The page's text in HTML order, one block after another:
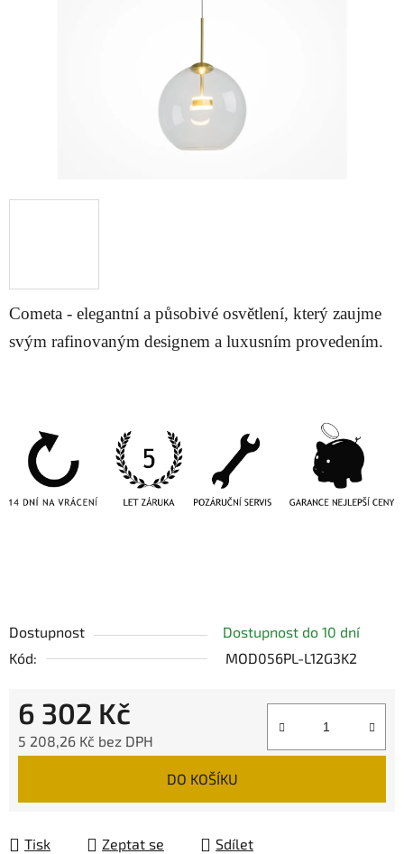
Cometa - elegantní a působivé osvětlení, který zaujme
svým rafinovaným designem a luxusním provedením.
Dostupnost
Dostupnost do 10 dní
Kód:
MOD056PL-L12G3K2
6 302 Kč
5 208,26 Kč bez DPH
DO KOŠÍKU
Tisk Zeptat se Sdílet